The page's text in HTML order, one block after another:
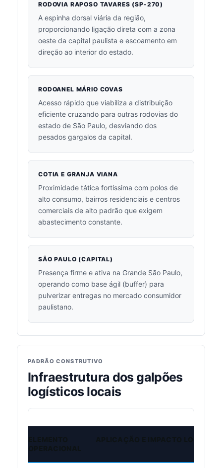
RODOVIA RAPOSO TAVARES (SP-270)
A espinha dorsal viária da região,
proporcionando ligação direta com a zona
oeste da capital paulista e escoamento em
direção ao interior do estado.
RODOANEL MÁRIO COVAS
Acesso rápido que viabiliza a distribuição
eficiente cruzando para outras rodovias do
estado de São Paulo, desviando dos
pesados gargalos da capital.
COTIA E GRANJA VIANA
Proximidade tática fortíssima com polos de
alto consumo, bairros residenciais e centros
comerciais de alto padrão que exigem
abastecimento constante.
SÃO PAULO (CAPITAL)
Presença firme e ativa na Grande São Paulo,
operando como base ágil (buffer) para
pulverizar entregas no mercado consumidor
paulistano.
PADRÃO CONSTRUTIVO
Infraestrutura dos galpões
logísticos locais